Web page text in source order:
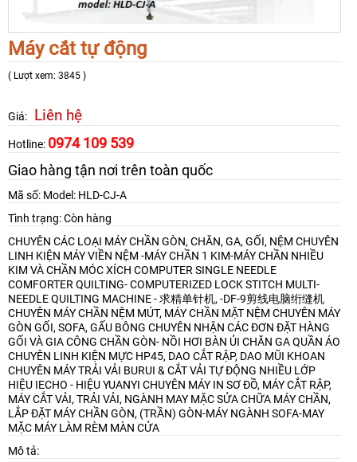
Máy cắt tự động
( Lượt xem: 3845 )
Giá: Liên hệ
Hotline: 0974 109 539
Giao hàng tận nơi trên toàn quốc
Mã số: Model: HLD-CJ-A
Tình trạng: Còn hàng
CHUYÊN CÁC LOẠI MÁY CHẦN GÒN, CHĂN, GA, GỐI, NỆM CHUYÊN
LINH KIỆN MÁY VIỀN NỆM -MÁY CHẦN 1 KIM-MÁY CHẦN NHIỀU
KIM VÀ CHẦN MÓC XÍCH COMPUTER SINGLE NEEDLE
COMFORTER QUILTING- COMPUTERIZED LOCK STITCH MULTI-
NEEDLE QUILTING MACHINE - 求精单针机, -DF-9剪线电脑绗缝机
CHUYÊN MÁY CHẦN NỆM MÚT, MÁY CHẦN MẶT NỆM CHUYÊN MÁY
GÒN GỐI, SOFA, GẤU BÔNG CHUYÊN NHẬN CÁC ĐƠN ĐẶT HÀNG
GỐI VÀ GIA CÔNG CHẦN GÒN- NỒI HƠI BÀN ỦI CHĂN GA QUẦN ÁO
CHUYÊN LINH KIỆN MỰC HP45, DAO CẮT RẬP, DAO MŨI KHOAN
CHUYÊN MÁY TRẢI VẢI BURUI & CẮT VẢI TỰ ĐỘNG NHIỀU LỚP
HIỆU IECHO - HIỆU YUANYI CHUYÊN MÁY IN SƠ ĐỒ, MÁY CẮT RẬP,
MÁY CẮT VẢI, TRẢI VẢI, NGÀNH MAY MẶCSỬA CHỮA MÁY CHẦN,
LẮP ĐẶT MÁY CHẦN GÒN, (TRẦN) GÒN-MÁY NGÀNH SOFA-MAY
MẶC MÁY LÀM RÈM MÀN CỬA
Mô tả: